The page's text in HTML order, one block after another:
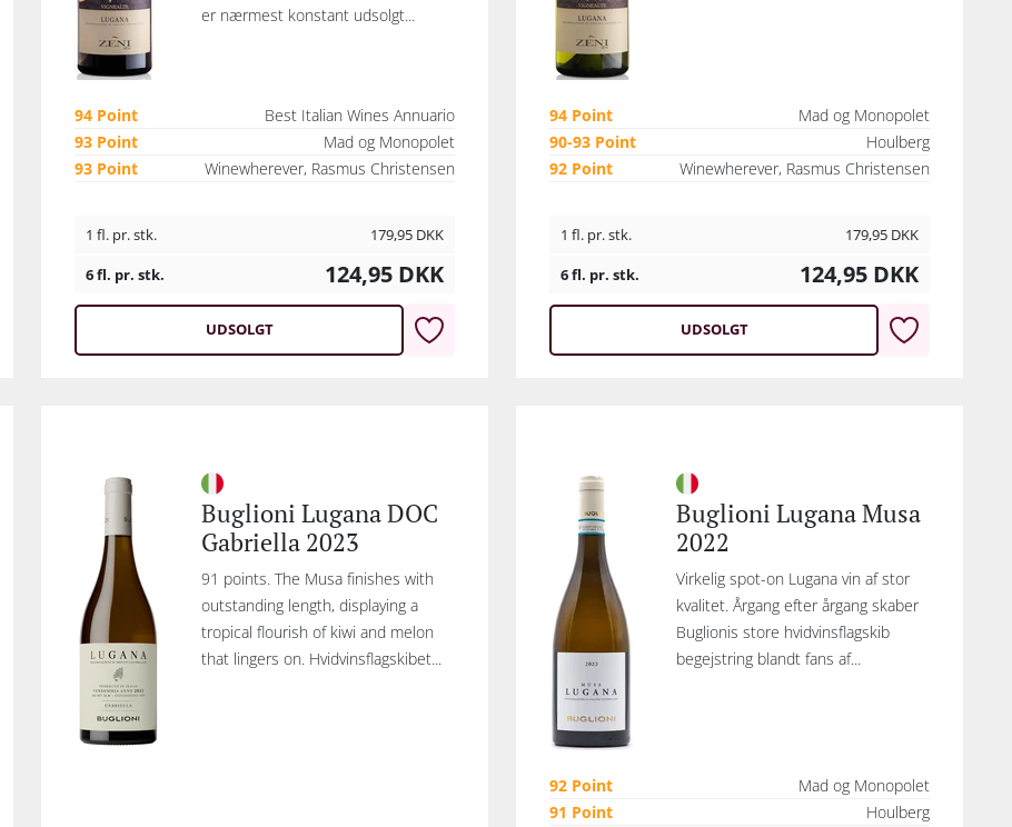
er nærmest konstant udsolgt...
94 Point
Best Italian Wines Annuario
93 Point
Mad og Monopolet
93 Point
Winewherever, Rasmus Christensen
1 fl. pr. stk. 179,95 DKK
6 fl. pr. stk.
124,95 DKK
UDSOLGT
94 Point
Mad og Monopolet
90-93 Point
Houlberg
92 Point
Winewherever, Rasmus Christensen
1 fl. pr. stk. 179,95 DKK
6 fl. pr. stk.
124,95 DKK
UDSOLGT
Buglioni Lugana DOC
Gabriella 2023
91 points. The Musa finishes with
outstanding length, displaying a
tropical flourish of kiwi and melon
that lingers on. Hvidvinsflagskibet...
Buglioni Lugana Musa
2022
Virkelig spot-on Lugana vin af stor
kvalitet. Årgang efter årgang skaber
Buglionis store hvidvinsflagskib
begejstring blandt fans af...
92 Point
Mad og Monopolet
91 Point
Houlberg